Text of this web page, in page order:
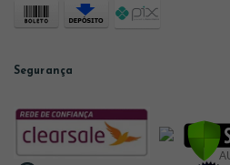
Segurança